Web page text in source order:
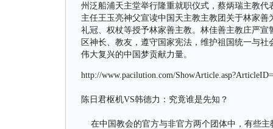
州泛船浦天主堂举行隆重就职仪式，蔡炳瑞主教
主任王玉亮神父宣读中国天主教主教团关于林家
礼冠、权杖等授予林家善主教。林佳善主教庄严
区神长、教友，遵守国家宪法，维护祖国统一与
伟大复兴的中国梦贡献力量。
http://www.pacilution.com/
陈日君枢机VS韩德力：究竟谁是先知？
在中国教会的官方与非官方两个团体中，有些主